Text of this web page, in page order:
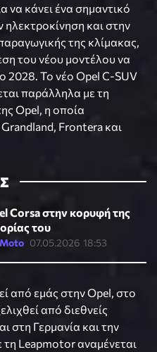
να κάνει ένα σημαντικό
και στην
της κλίμακας,
του νέου μοντέλου να
2028. Το νέο Opel C-SUV
παράλληλα με τη
Opel, η οποία
Frontera και
Corsa στην κορυφή της
του
07.05.2026 18:53
από εμάς στην Opel, στο
από διεθνείς
στη Γερμανία και την
τη Leapmotor αναμένεται